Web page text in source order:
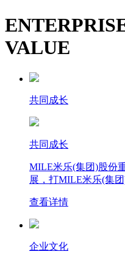
VALUE
共同成长
共同成长
MILE米乐(集团)股份
展，打MILE米乐(集
查看详情
企业文化